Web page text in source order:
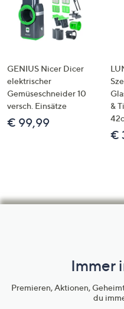
GENIUS Nicer Dicer
elektrischer
Gemüseschneider 10
versch. Einsätze
€ 99,99
&
€
Immer
Premieren, Aktionen,
du